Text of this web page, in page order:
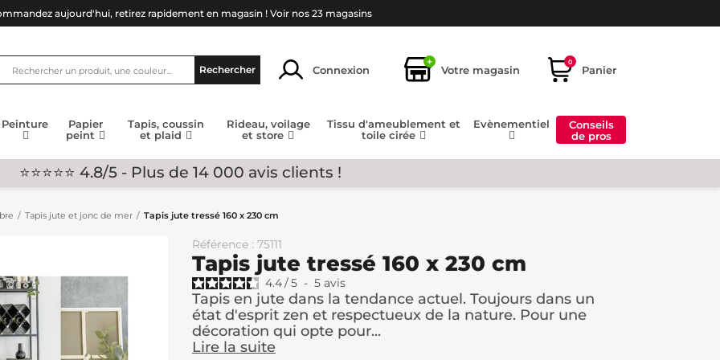
aujourd'hui, retirez rapidement en magasin ! Voir nos 23 magasins
Rechercher Connexion
+
Votre magasin
0
Panier
Peinture
Papier
peint
Tapis, coussin
et plaid
Rideau, voilage
et store
Tissu d'ameublement et
toile cirée
Evènementiel
Conseils
de pros
⭐⭐⭐⭐⭐ 4.8/5 - Plus de 14 000 avis clients !
Tapis jute et jonc de mer Tapis jute tressé 160 x 230 cm
Référence : 75111
Tapis jute tressé 160 x 230 cm
4.4/5 - 5 avis
Tapis en jute dans la tendance actuel. Toujours dans un
état d'esprit zen et respectueux de la nature. Pour une
décoration qui opte pour...
Lire la suite